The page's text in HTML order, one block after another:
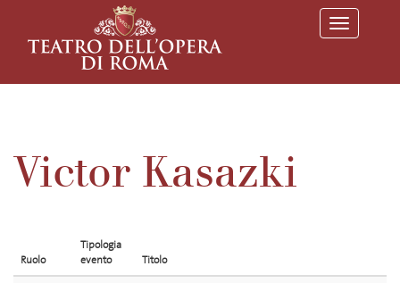
T
o
l
Victor Kasazki
Ruolo
Tipologia
evento
Titolo